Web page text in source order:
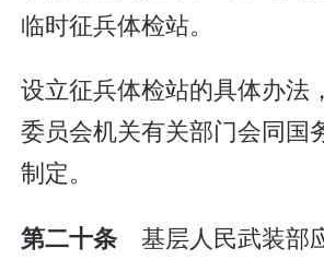
临时征兵体检站。
设立征兵体检站的具体办法
委员会机关有关部门会同国
制定。
第二十条 基层人民武装部